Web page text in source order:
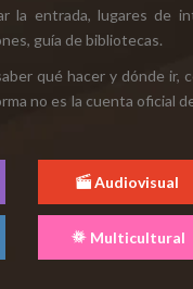
la entrada, lugares de
guía de bibliotecas.
qué hacer y dónde ir,
no es la cuenta oficial
Audiovisual
Multicultural